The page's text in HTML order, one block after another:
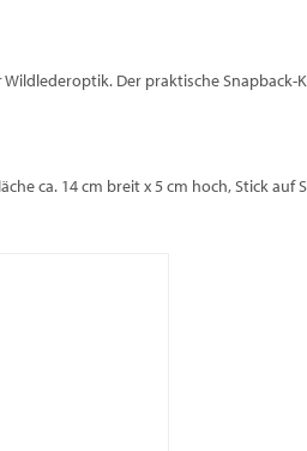
Der praktische
ca. 14 cm breit x 5 cm hoch, Stick